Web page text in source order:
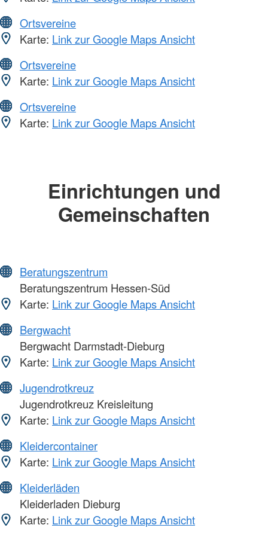
Ortsvereine
Karte: Link zur Google Maps Ansicht
Ortsvereine
Karte: Link zur Google Maps Ansicht
Ortsvereine
Karte: Link zur Google Maps Ansicht
Einrichtungen und
Gemeinschaften
Beratungszentrum
Beratungszentrum Hessen-Süd
Karte: Link zur Google Maps Ansicht
Bergwacht
Bergwacht Darmstadt-Dieburg
Karte: Link zur Google Maps Ansicht
Jugendrotkreuz
Jugendrotkreuz Kreisleitung
Karte: Link zur Google Maps Ansicht
Kleidercontainer
Karte: Link zur Google Maps Ansicht
Kleiderläden
Kleiderladen Dieburg
Karte: Link zur Google Maps Ansicht